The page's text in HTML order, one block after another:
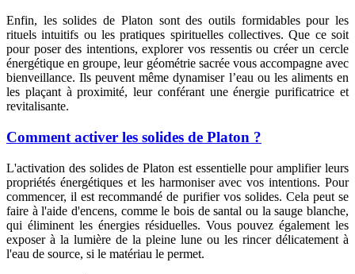
Enfin, les solides de Platon sont des outils formidables pour les
rituels intuitifs ou les pratiques spirituelles collectives. Que ce soit
pour poser des intentions, explorer vos ressentis ou créer un cercle
énergétique en groupe, leur géométrie sacrée vous accompagne avec
bienveillance. Ils peuvent même dynamiser l’eau ou les aliments en
les plaçant à proximité, leur conférant une énergie purificatrice et
revitalisante.
Comment activer les solides de Platon ?
L'activation des solides de Platon est essentielle pour amplifier leurs
propriétés énergétiques et les harmoniser avec vos intentions. Pour
commencer, il est recommandé de purifier vos solides. Cela peut se
faire à l'aide d'encens, comme le bois de santal ou la sauge blanche,
qui éliminent les énergies résiduelles. Vous pouvez également les
exposer à la lumière de la pleine lune ou les rincer délicatement à
l'eau de source, si le matériau le permet.